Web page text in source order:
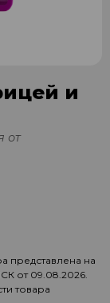
и
от
представлена на
от 09.08.2026.
товара